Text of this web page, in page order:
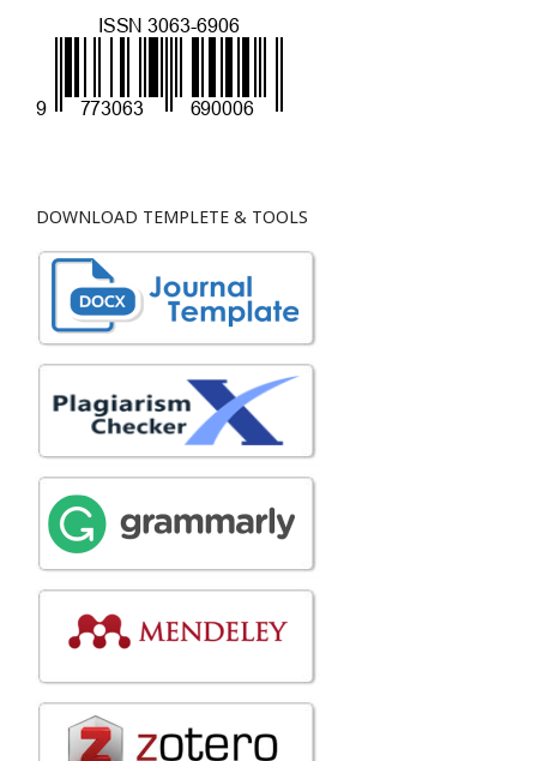
DOWNLOAD TEMPLETE & TOOLS